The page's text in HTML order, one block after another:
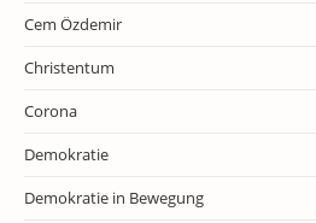
Cem Özdemir
Christentum
Corona
Demokratie
Demokratie in Bewegung